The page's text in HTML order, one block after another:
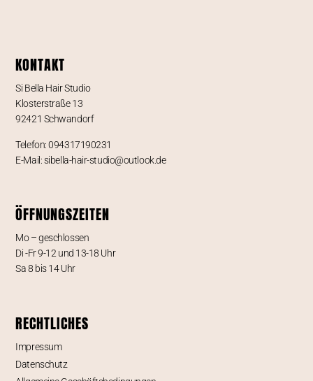
KONTAKT
Si Bella Hair Studio
Klosterstraße 13
92421 Schwandorf
Telefon: 094317190231
E-Mail: sibella-hair-studio@outlook.de
ÖFFNUNGSZEITEN
Mo – geschlossen
Di -Fr 9-12 und 13-18 Uhr
Sa 8 bis 14 Uhr
RECHTLICHES
Impressum
Datenschutz